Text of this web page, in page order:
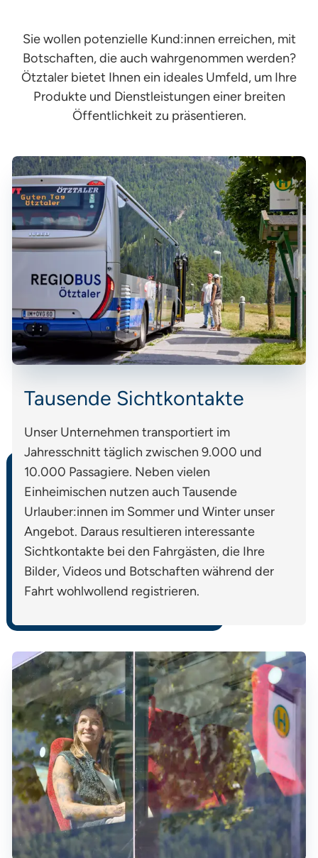
60 – Skibus Sölden & Obergurgl
61 – Nachtskilauf Obergurgl
62 – Nachtskilauf Hochgurgl
Shuttle Innerwald
Fahrpläne Sommer
54B – Wanderbus Windach
70 – Gletscher Sölden
335 – Timmelsjoch-Moos (IT)
Sie wollen potenzielle Kund:innen erreichen, mit
Botschaften, die auch wahrgenommen werden?
Ötztaler bietet Ihnen ein ideales Umfeld, um Ihre
Produkte und Dienstleistungen einer breiten
Öffentlichkeit zu präsentieren.
Tausende Sichtkontakte
Unser Unternehmen transportiert im
Jahresschnitt täglich zwischen 9.000 und
10.000 Passagiere. Neben vielen
Einheimischen nutzen auch Tausende
Urlauber:innen im Sommer und Winter unser
Angebot. Daraus resultieren interessante
Sichtkontakte bei den Fahrgästen, die Ihre
Bilder, Videos und Botschaften während der
Fahrt wohlwollend registrieren.